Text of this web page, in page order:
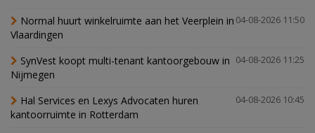
04-08-2026 11:50
Normal huurt winkelruimte aan het Veerplein in
Vlaardingen
04-08-2026 11:25
SynVest koopt multi-tenant kantoorgebouw in
Nijmegen
04-08-2026 10:45
Hal Services en Lexys Advocaten huren
kantoorruimte in Rotterdam